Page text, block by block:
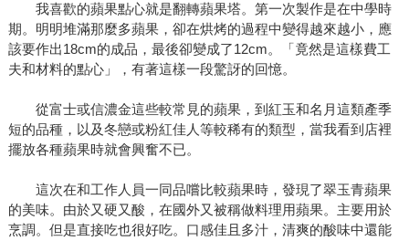
我喜歡的蘋果點心就是翻轉蘋果塔。第一次製作是在中學時
期。明明堆滿那麼多蘋果，卻在烘烤的過程中變得越來越小，應
該要作出18cm的成品，最後卻變成了12cm。「竟然是這樣費工
夫和材料的點心」，有著這樣一段驚訝的回憶。
從富士或信濃金這些較常見的蘋果，到紅玉和名月這類產季
短的品種，以及冬戀或粉紅佳人等較稀有的類型，當我看到店裡
擺放各種蘋果時就會興奮不已。
這次在和工作人員一同品嚐比較蘋果時，發現了翠玉青蘋果
的美味。由於又硬又酸，在國外又被稱做料理用蘋果。主要用於
烹調。但是直接吃也很好吃。口感佳且多汁，清爽的酸味中還能